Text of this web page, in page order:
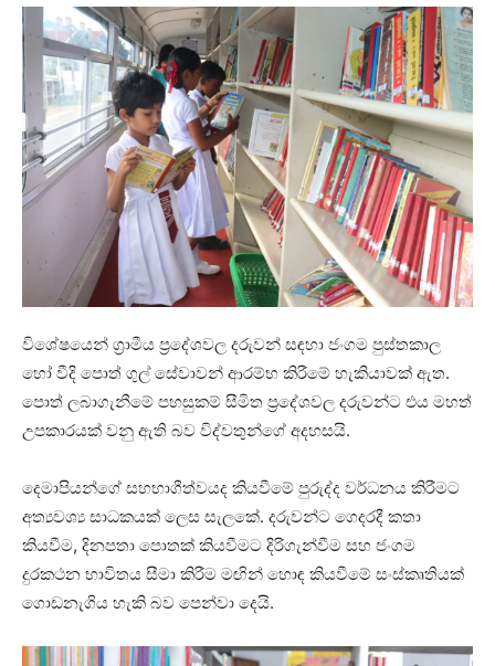
විශේෂයෙන් ග්‍රාමීය ප්‍රදේශවල දරුවන් සඳහා ජංගම පුස්තකාල
හෝ වීදි පොත් ගුල් සේවාවන් ආරම්භ කිරීමේ හැකියාවක් ඇත.
පොත් ලබාගැනීමේ පහසුකම් සීමිත ප්‍රදේශවල දරුවන්ට එය මහත්
උපකාරයක් වනු ඇති බව විද්වතුන්ගේ අදහසයි.
දෙමාපියන්ගේ සහභාගීත්වයද කියවීමේ පුරුද්ද වර්ධනය කිරීමට
අත්‍යවශ්‍ය සාධකයක් ලෙස සැලකේ. දරුවන්ට ගෙදරදී කතා
කියවීම, දිනපතා පොතක් කියවීමට දිරිගැන්වීම සහ ජංගම
දුරකථන භාවිතය සීමා කිරීම මඟින් හොඳ කියවීමේ සංස්කෘතියක්
ගොඩනැගිය හැකි බව පෙන්වා දෙයි.